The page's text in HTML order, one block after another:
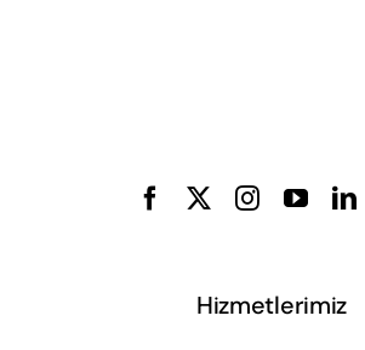
Hizmetlerimiz